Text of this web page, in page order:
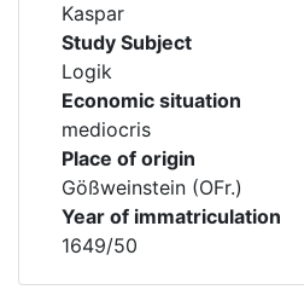
Kaspar
Study Subject
Logik
Economic situation
mediocris
Place of origin
Gößweinstein (OFr.)
Year of immatriculation
1649/50